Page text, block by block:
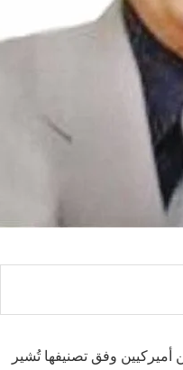
معتمدة على مصادر ومسؤولين أميركيين وفق تصنيفها تُشير